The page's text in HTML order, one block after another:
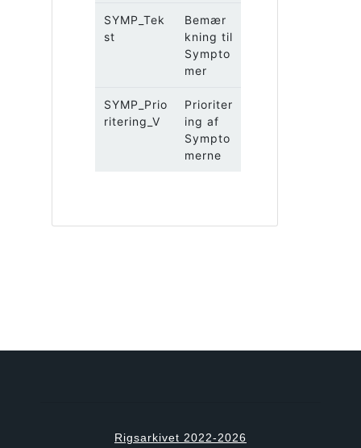
SYMP_Tek
st
Bemær
kning til
Sympto
mer
SYMP_Prio
ritering_V
Prioriter
ing af
Sympto
merne
Rigsarkivet 2022-2026